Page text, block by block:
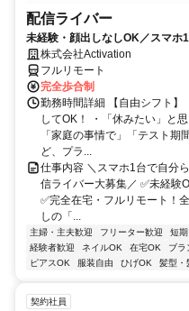
配信ライバー
未経験・顔出しなしOK／スマホ
株式会社Activation
フルリモート
完全歩合制
勤務時間詳細 【自由シフト
してOK！ ・「休みたい」と
「家庭の事情で」「テスト
ど、プラ...
仕事内容 ＼スマホ1台で自分
信ライバー大募集／ ✅未経験
✅完全在宅・フルリモート！
しの「...
主婦・主夫歓迎 フリーター歓迎 短期
経験者歓迎
ネイルOK 在宅OK ブラ
ピアスOK
服装自由 ひげOK 髪型・
契約社員